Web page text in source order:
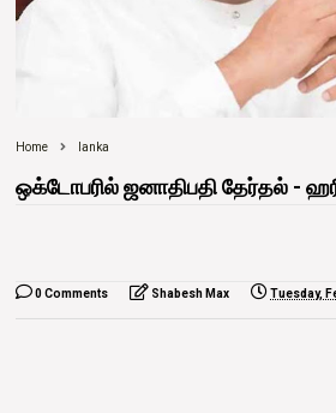
Home lanka
ஒக்டோபரில் ஜனாதிபதி தேர்தல் -
0 Comments Shabesh Max Tuesday,